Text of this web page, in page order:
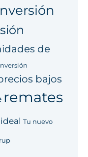
de
bajos
remates
Tu nuevo